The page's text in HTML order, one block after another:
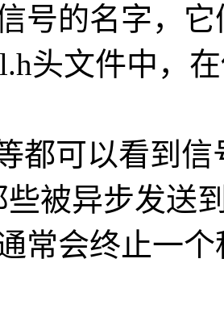
号的名字，
头文件中，
都可以看到
些被异步发送
常会终止一